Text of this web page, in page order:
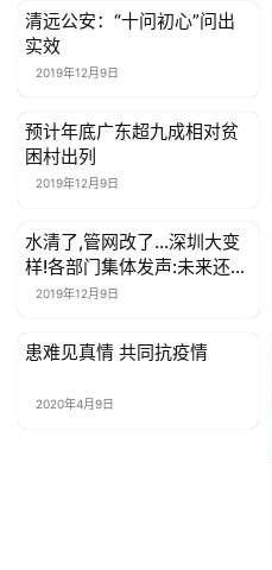
婴
亲
子
女
性
时
健
资
母婴亲子
清远公安：“十问初心”问出
实效
2019年12月9日
母婴亲子
预计年底广东超九成相对贫
困村出列
2019年12月9日
母婴亲子
水清了,管网改了…深圳大变
样!各部门集体发声:未来还要
这么做
2019年12月9日
母婴亲子
患难见真情 共同抗疫情
2020年4月9日